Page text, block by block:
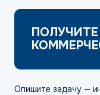
ПОЛУЧИТЕ
Опишите задачу —